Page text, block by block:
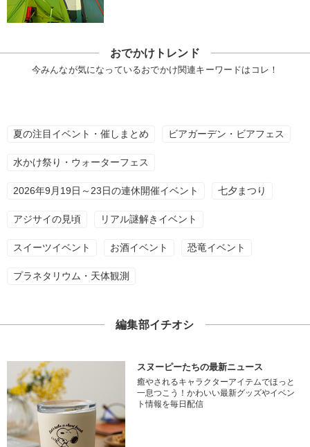
おでかけトレンド
今みんなが気になっているおでかけ関連キーワードはコレ！
夏の注目イベント・催しまとめ ビアガーデン・ビアフェス
水かけ祭り・ウォーターフェス
2026年9月19日～23日の連休開催イベント 七夕まつり
アジサイの見頃 リアル謎解きイベント
スイーツイベント お酒イベント 恐竜イベント
プラネタリウム・天体観測
編集部イチオシ
スヌーピーたちの最新ニュース
癒やされるキャラクターアイテムでほっと
一息つこう！かわいい最新グッズやイベン
ト情報を毎日配信